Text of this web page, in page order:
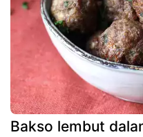
Bakso lembut